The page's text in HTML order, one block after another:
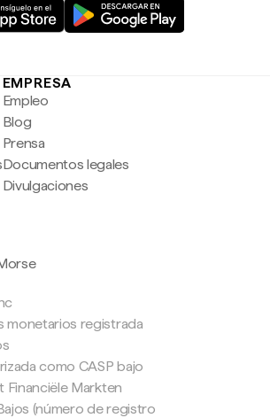
EMPRESA
Empleo
Blog
Prensa
Documentos legales
Divulgaciones
monetarios registrada
como CASP bajo
Financiële Markten
(número de registro